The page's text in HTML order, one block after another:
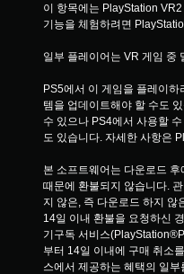
이 항목에는 PlayStation
기능을 체험하려면
일부 플레이어는 VR 게임 중
PS5에서 이 게임을 플레이
템을 업데이트해야 할 수도
수 있으나 PS4에서 사용할
도 있습니다. 자세한 사항은
본 소프트웨어는 다운로드
때문에 환불되지 않습니다.
지 않은, 즉 다운로드 하지 않
14일 이내 환불을 요청하신
기구독 서비스
부터 14일 이내에 구매 취소
스에서 제공하는 혜택의 일